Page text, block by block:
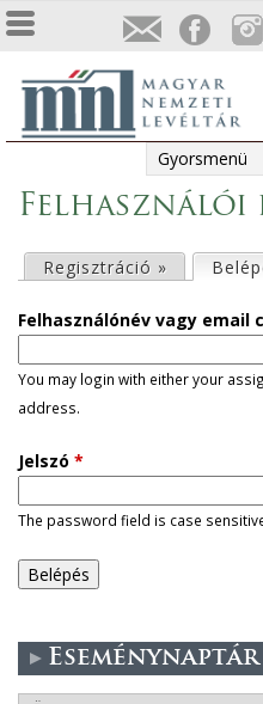
Gyorsmenü
Felhasználói
l
s
ő
d
l
e
e
Regisztráció »
Felhasználónév vagy email
You may login with either your
address.
Jelszó *
The password field is case
Eseménynaptár